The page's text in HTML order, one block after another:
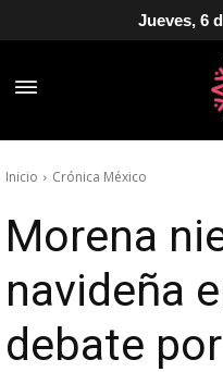
Jueves, 6
Inicio Crónica México
Morena
navideña
debate por